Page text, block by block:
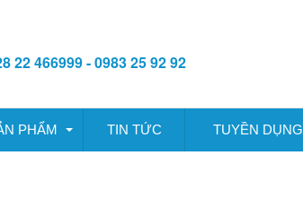
22 466999 - 0983 25 92 92
PHẨM TIN TỨC TUYỀN DỤNG